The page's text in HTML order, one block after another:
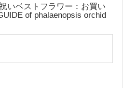
いベストフラワー：お買い
of phalaenopsis orchid